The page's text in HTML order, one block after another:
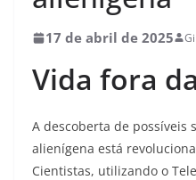
17 de abril de 2025
Vida fora
A descoberta de possíveis
alienígena está
Cientistas, utilizando o